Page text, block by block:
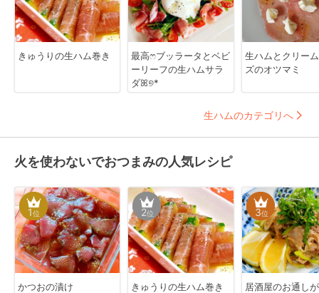
きゅうりの生ハム巻き
最高ෆブッラータとベビ
ーリーフの生ハムサラ
ダꕤ୭*
生ハムとクリー
ズのオツマミ
生ハムのカテゴリへ
火を使わないでおつまみの人気レシピ
1位
かつおの漬け
2位
きゅうりの生ハム巻き
3位
居酒屋のお通し